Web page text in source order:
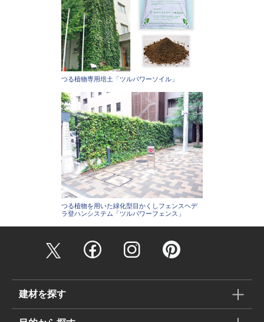
つる植物専用培土「ツルパワーソイル」
つる植物を用いた緑化型目かくしフェンスヘデ
ラ登ハンシステム「ツルパワーフェンス」
建材を探す